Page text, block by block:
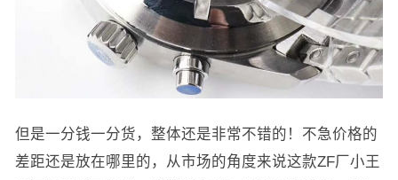
但是一分钱一分货，整体还是非常不错的！不急价格的
差距还是放在哪里的，从市场的角度来说这款ZF厂小王